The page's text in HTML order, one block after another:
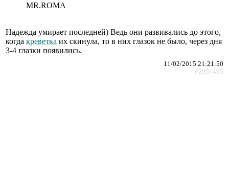
MR.ROMA
Надежда умирает последней) Ведь они развивались до этого,
когда креветка их скинула, то в них глазок не было, через дня
3-4 глазки появились.
11/02/2015 21:21:50
#2051405